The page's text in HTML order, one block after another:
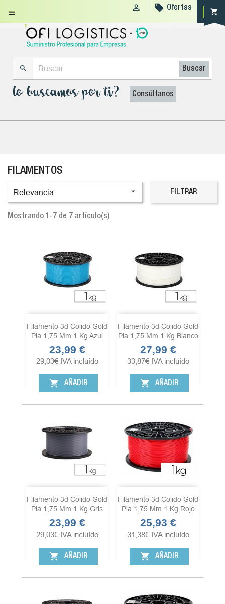
 shopping_cart
  Ofertas
 Buscar
lo buscamos por ti? Consúltanos
FILAMENTOS
Relevancia  FILTRAR
Mostrando 1-7 de 7 artículo(s)
Filamento 3d Colido Gold
Pla 1,75 Mm 1 Kg Azul
Precio
23,99 €
29,03€ IVA incluído
shopping_cart AÑADIR
Filamento 3d Colido Gold
Pla 1,75 Mm 1 Kg Blanco
Precio
27,99 €
33,87€ IVA incluído
shopping_cart AÑADIR
Filamento 3d Colido Gold
Pla 1,75 Mm 1 Kg Gris
Precio
23,99 €
29,03€ IVA incluído
shopping_cart AÑADIR
Filamento 3d Colido Gold
Pla 1,75 Mm 1 Kg Rojo
Precio
25,93 €
31,38€ IVA incluído
shopping_cart AÑADIR